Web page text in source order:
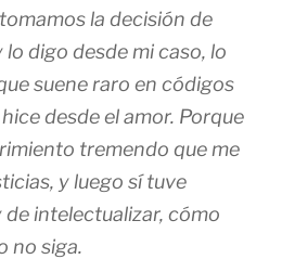
la decisión de
lo digo desde mi caso, lo
suene raro en códigos
desde el amor. Porque
tremendo que me
y luego sí tuve
intelectualizar, cómo
no siga.